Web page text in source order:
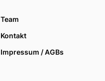
Team
Kontakt
Impressum / AGBs